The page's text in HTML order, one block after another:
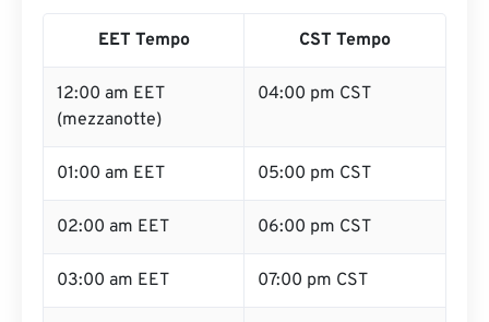
EET Tempo CST Tempo
12:00 am EET
(mezzanotte)
04:00 pm CST
01:00 am EET 05:00 pm CST
02:00 am EET 06:00 pm CST
03:00 am EET 07:00 pm CST